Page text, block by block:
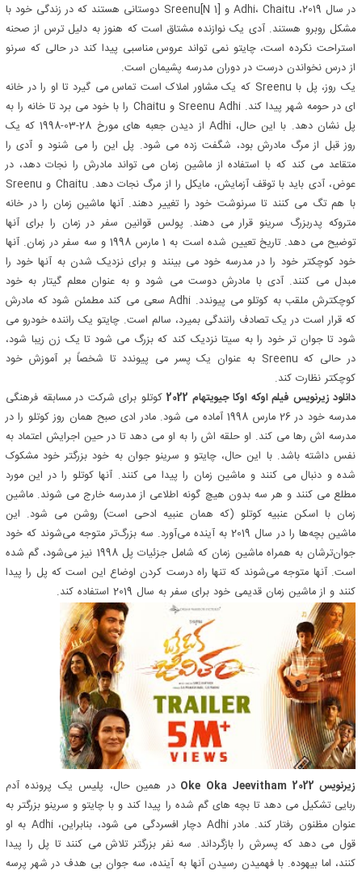
در سال 2019، Adhi، Chaitu و Sreenu[N 1] دوستانی هستند که در زندگی خود با
مشکل روبرو هستند. آدی یک نوازنده مشتاق است که هنوز به دلیل ترس از صحنه
استراحت نکرده است، چایتو نمی تواند عروس مناسبی پیدا کند در حالی که سرنو
از درس نخواندن درست در دوران مدرسه پشیمان است.
یک روز، پل با Sreenu که یک مشاور املاک است تماس می گیرد تا او را در خانه
ای در حومه شهر پیدا کند. Sreenu Adhi و Chaitu را با خود می برد تا خانه را به
پل نشان دهد. با این حال، Adhi از دیدن جعبه های مورخ 28-03-1998 که یک
روز قبل از مرگ مادرش بود، شگفت زده می شود. پل این را می شنود و آدی را
متقاعد می کند که با استفاده از ماشین زمان می تواند مادرش را نجات دهد، در
عوض، آدی باید با توقف آزمایش، مایکل را از مرگ نجات دهد. Chaitu و Sreenu
با هم تگ می کنند تا سرنوشت خود را تغییر دهند. آنها ماشین زمان را در خانه
متروکه پدربزرگ سرینو قرار می دهند. پولس قوانین سفر در زمان را برای آنها
توضیح می دهد. تاریخ تعیین شده است به 1 مارس 1998 و سه سفر در زمان. آنها
خود کوچکتر خود را در مدرسه خود می بینند و برای نزدیک شدن به آنها خود را
مبدل می کنند. آدی با مادرش دوست می شود و به عنوان معلم گیتار به خود
کوچکترش ملقب به کوتلو می پیوندد. Adhi سعی می کند مطمئن شود که مادرش
که قرار است در یک تصادف رانندگی بمیرد، سالم است. چایتو یک راننده خودرو می
شود تا جوان تر خود را به سیتا نزدیک کند که بزرگ می شود تا یک زن زیبا شود،
در حالی که Sreenu به عنوان یک پسر می پیوندد تا شخصاً بر آموزش خود
کوچکتر نظارت کند.
دانلود زیرنویس فیلم اوکه اوکا جیویتهام 2022
کوتلو برای شرکت در مسابقه فرهنگی
مدرسه خود در 26 مارس 1998 آماده می شود. مادر ادی صبح همان روز کوتلو را در
مدرسه اش رها می کند. او حلقه اش را به او می دهد تا در حین اجرایش اعتماد به
نفس داشته باشد. با این حال، چایتو و سرینو جوان به خود بزرگتر خود مشکوک
شده و دنبال می کنند و ماشین زمان را پیدا می کنند. آنها کوتلو را در این مورد
مطلع می کنند و هر سه بدون هیچ گونه اطلاعی از مدرسه خارج می شوند. ماشین
زمان با اسکن عنبیه کوتلو (که همان عنبیه ادحی است) روشن می شود. این
ماشین بچه‌ها را در سال 2019 به آینده می‌آورد. سه بزرگ‌تر متوجه می‌شوند که خود
جوان‌ترشان به همراه ماشین زمان که شامل جزئیات پل 1998 نیز می‌شود، گم شده
است. آنها متوجه می‌شوند که تنها راه درست کردن اوضاع این است که پل را پیدا
کنند و از ماشین زمان قدیمی خود برای سفر به سال 2019 استفاده کند.
زیرنویس Oke Oka Jeevitham 2022
در همین حال، پلیس یک پرونده آدم
ربایی تشکیل می دهد تا بچه های گم شده را پیدا کند و با چایتو و سرینو بزرگتر به
عنوان مظنون رفتار کند. مادر Adhi دچار افسردگی می شود، بنابراین، Adhi به او
قول می دهد که پسرش را بازگرداند. سه نفر بزرگتر تلاش می کنند تا پل را پیدا
کنند، اما بیهوده. با فهمیدن رسیدن آنها به آینده، سه جوان بی هدف در شهر پرسه